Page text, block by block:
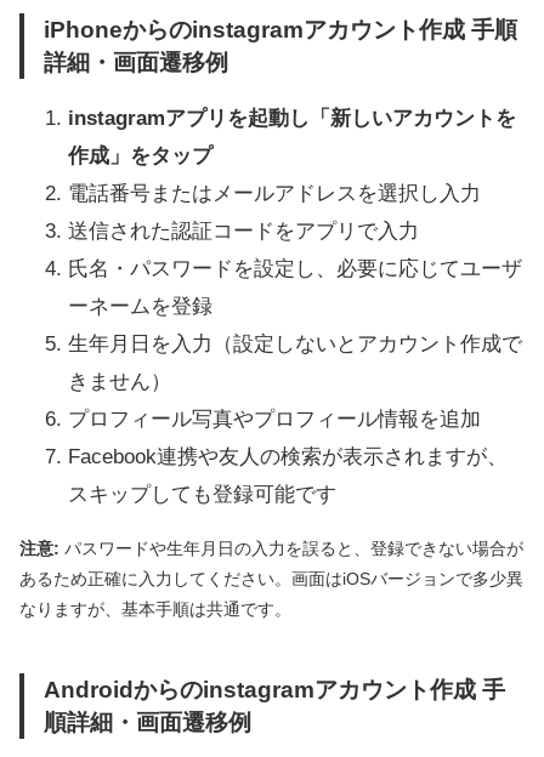
iPhoneからのinstagramアカウント作成 手順
詳細・画面遷移例
instagramアプリを起動し「新しいアカウントを
作成」をタップ
電話番号またはメールアドレスを選択し入力
送信された認証コードをアプリで入力
氏名・パスワードを設定し、必要に応じてユーザ
ーネームを登録
生年月日を入力（設定しないとアカウント作成で
きません）
プロフィール写真やプロフィール情報を追加
Facebook連携や友人の検索が表示されますが、
スキップしても登録可能です
注意: パスワードや生年月日の入力を誤ると、登録できない場合が
あるため正確に入力してください。画面はiOSバージョンで多少異
なりますが、基本手順は共通です。
Androidからのinstagramアカウント作成 手
順詳細・画面遷移例